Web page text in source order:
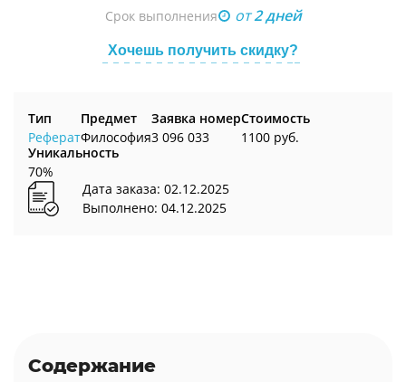
Срок выполнения от2 дней
Хочешь получить скидку?
Тип
Реферат
Предмет
Философия
Заявка номер
3 096 033
Стоимость
1100 руб.
Уникальность
70%
Дата заказа: 02.12.2025
Выполнено: 04.12.2025
Содержание